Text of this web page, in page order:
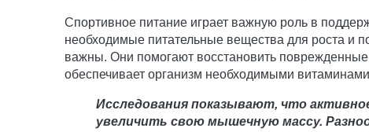
Спортивное питание играет важную роль в
необходимые питательные вещества для роста
важны. Они помогают восстановить
обеспечивает организм необходимыми
Исследования показывают, что
увеличить свою мышечную массу.